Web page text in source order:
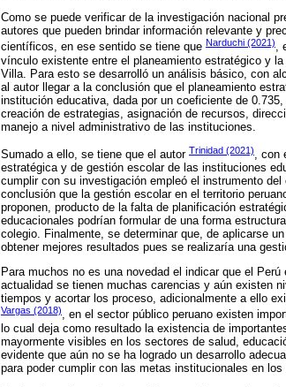
Como se puede verificar de la investigación nacional
autores que pueden brindar información relevante y
científicos, en ese sentido se tiene que Narduchi (2021),
vínculo existente entre el planeamiento estratégico y
Villa. Para esto se desarrolló un análisis básico, con
al autor llegar a la conclusión que el planeamiento
institución educativa, dada por un coeficiente de
creación de estrategias, asignación de recursos,
manejo a nivel administrativo de las instituciones.
Sumado a ello, se tiene que el autor Trinidad (2021), con
estratégica y de gestión escolar de las instituciones
cumplir con su investigación empleó el instrumento
conclusión que la gestión escolar en el territorio
proponen, producto de la falta de planificación
educacionales podrían formular de una forma
colegio. Finalmente, se determinar que, de aplicarse
obtener mejores resultados pues se realizaría una
Para muchos no es una novedad el indicar que el
actualidad se tienen muchas carencias y aún existen
tiempos y acortar los proceso, adicionalmente a ello
Vargas (2018), en el sector público peruano existen
lo cual deja como resultado la existencia de
mayormente visibles en los sectores de salud,
evidente que aún no se ha logrado un desarrollo
para poder cumplir con las metas institucionales en los